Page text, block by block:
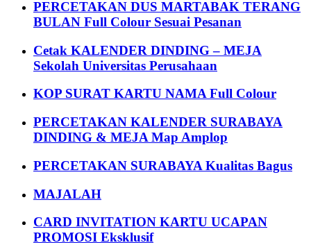
PERCETAKAN DUS MARTABAK TERANG
BULAN Full Colour Sesuai Pesanan
Cetak KALENDER DINDING – MEJA
Sekolah Universitas Perusahaan
KOP SURAT KARTU NAMA Full Colour
PERCETAKAN KALENDER SURABAYA
DINDING & MEJA Map Amplop
PERCETAKAN SURABAYA Kualitas Bagus
MAJALAH
CARD INVITATION KARTU UCAPAN
PROMOSI Eksklusif